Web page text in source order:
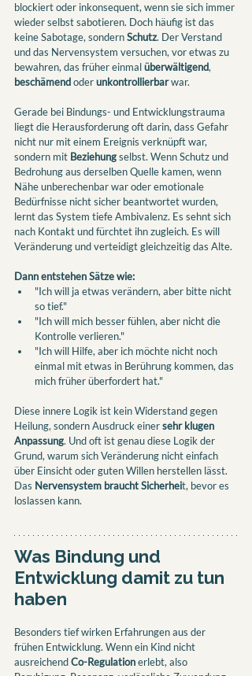
blockiert oder inkonsequent, wenn sie sich immer
wieder selbst sabotieren. Doch häufig ist das
keine Sabotage, sondern Schutz. Der Verstand
und das Nervensystem versuchen, vor etwas zu
bewahren, das früher einmal überwältigend,
beschämend oder unkontrollierbar war.
Gerade bei Bindungs- und Entwicklungstrauma
liegt die Herausforderung oft darin, dass Gefahr
nicht nur mit einem Ereignis verknüpft war,
sondern mit Beziehung selbst. Wenn Schutz und
Bedrohung aus derselben Quelle kamen, wenn
Nähe unberechenbar war oder emotionale
Bedürfnisse nicht sicher beantwortet wurden,
lernt das System tiefe Ambivalenz. Es sehnt sich
nach Kontakt und fürchtet ihn zugleich. Es will
Veränderung und verteidigt gleichzeitig das Alte.
Dann entstehen Sätze wie:
"Ich will ja etwas verändern, aber bitte nicht
so tief."
"Ich will mich besser fühlen, aber nicht die
Kontrolle verlieren."
"Ich will Hilfe, aber ich möchte nicht noch
einmal mit etwas in Berührung kommen, das
mich früher überfordert hat."
Diese innere Logik ist kein Widerstand gegen
Heilung, sondern Ausdruck einer sehr klugen
Anpassung. Und oft ist genau diese Logik der
Grund, warum sich Veränderung nicht einfach
über Einsicht oder guten Willen herstellen lässt.
Das Nervensystem braucht Sicherheit, bevor es
loslassen kann.
Was Bindung und
Entwicklung damit zu tun
haben
Besonders tief wirken Erfahrungen aus der
frühen Entwicklung. Wenn ein Kind nicht
ausreichend Co-Regulation erlebt, also